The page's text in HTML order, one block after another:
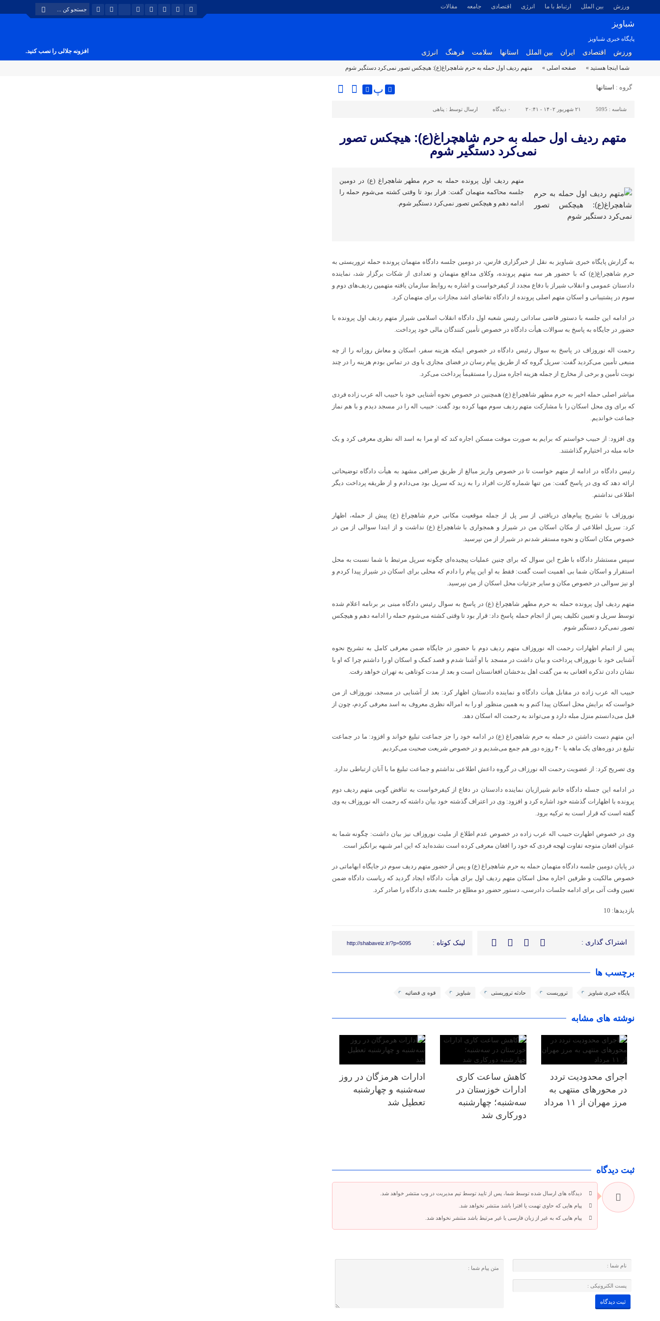
ورزش بین الملل ارتباط با ما انرژی اقتصادی جامعه مقالات
شباویز
پایگاه خبری شباویز
ورزش اقتصادی ایران بین الملل استانها سلامت فرهنگ انرژی افزونه جلالی را نصب کنید.
شما اینجا هستید » صفحه اصلی » متهم ردیف اول حمله به حرم شاهچراغ(ع): هیچکس تصور نمی‌کرد دستگیر شوم
گروه : استانها پ
شناسه : 5095 ۲۱ شهریور ۱۴۰۲ - ۲۰:۴۱ ۰ دیدگاه ارسال توسط : پناهی
متهم ردیف اول حمله به حرم شاهچراغ(ع): هیچکس تصور
نمی‌کرد دستگیر شوم
متهم ردیف اول پرونده حمله به حرم مطهر شاهچراغ (ع) در دومین
جلسه محاکمه متهمان گفت: قرار بود تا وقتی کشته می‌شوم حمله را
ادامه دهم و هیچکس تصور نمی‌کرد دستگیر شوم.
به گزارش پایگاه خبری شباویز به نقل از خبرگزاری فارس، در دومین جلسه دادگاه متهمان پرونده حمله تروریستی به
حرم شاهچراغ(ع) که با حضور هر سه متهم پرونده، وکلای مدافع متهمان و تعدادی از شکات برگزار شد، نماینده
دادستان عمومی و انقلاب شیراز با دفاع مجدد از کیفرخواست و اشاره به روابط سازمان یافته متهمین ردیف‌های دوم و
سوم در پشتیبانی و اسکان متهم اصلی پرونده از دادگاه تقاضای اشد مجازات برای متهمان کرد.
در ادامه این جلسه با دستور قاضی ساداتی رئیس شعبه اول دادگاه انقلاب اسلامی شیراز متهم ردیف اول پرونده با
حضور در جایگاه به پاسخ به سوالات هیأت دادگاه در خصوص تأمین کنندگان مالی خود پرداخت.
رحمت اله نوروزاف در پاسخ به سوال رئیس دادگاه در خصوص اینکه هزینه سفر، اسکان و معاش روزانه را از چه
منبعی تأمین می‌کردید گفت: سرپل گروه که از طریق پیام رسان در فضای مجازی با وی در تماس بودم هزینه را در چند
نوبت تأمین و برخی از مخارج از جمله هزینه اجاره منزل را مستقیماً پرداخت می‌کرد.
مباشر اصلی حمله اخیر به حرم مطهر شاهچراغ (ع) همچنین در خصوص نحوه آشنایی خود با حبیب اله عرب زاده فردی
که برای وی محل اسکان را با مشارکت متهم ردیف سوم مهیا کرده بود گفت: حبیب اله را در مسجد دیدم و با هم نماز
جماعت خواندیم.
وی افزود: از حبیب خواستم که برایم به صورت موقت مسکن اجاره کند که او مرا به اسد اله نظری معرفی کرد و یک
خانه مبله در اختیارم گذاشتند.
رئیس دادگاه در ادامه از متهم خواست تا در خصوص واریز مبالغ از طریق صرافی مشهد به هیأت دادگاه توضیحاتی
ارائه دهد که وی در پاسخ گفت: من تنها شماره کارت افراد را به زید که سرپل بود می‌دادم و از طریقه پرداخت دیگر
اطلاعی نداشتم.
نوروزاف با تشریح پیام‌های دریافتی از سر پل از جمله موقعیت مکانی حرم شاهچراغ (ع) پیش از حمله، اظهار
کرد: سرپل اطلاعی از مکان اسکان من در شیراز و همجواری با شاهچراغ (ع) نداشت و از ابتدا سوالی از من در
خصوص مکان اسکان و نحوه مستقر شدنم در شیراز از من نپرسید.
سپس مستشار دادگاه با طرح این سوال که برای چنین عملیات پیچیده‌ای چگونه سرپل مرتبط با شما نسبت به محل
استقرار و اسکان شما بی اهمیت است گفت: فقط به او این پیام را دادم که محلی برای اسکان در شیراز پیدا کردم و
او نیز سوالی در خصوص مکان و سایر جزئیات محل اسکان از من نپرسید.
متهم ردیف اول پرونده حمله به حرم مطهر شاهچراغ (ع) در پاسخ به سوال رئیس دادگاه مبنی بر برنامه اعلام شده
توسط سرپل و تعیین تکلیف پس از انجام حمله پاسخ داد: قرار بود تا وقتی کشته می‌شوم حمله را ادامه دهم و هیچکس
تصور نمی‌کرد دستگیر شوم.
پس از اتمام اظهارات رحمت اله نوروزاف متهم ردیف دوم با حضور در جایگاه ضمن معرفی کامل به تشریح نحوه
آشنایی خود با نوروزاف پرداخت و بیان داشت در مسجد با او آشنا شدم و قصد کمک و اسکان او را داشتم چرا که او با
نشان دادن تذکره افغانی به من گفت اهل بدخشان افغانستان است و بعد از مدت کوتاهی به تهران خواهد رفت.
حبیب اله عرب زاده در مقابل هیأت دادگاه و نماینده دادستان اظهار کرد: بعد از آشنایی در مسجد، نوروزاف از من
خواست که برایش محل اسکان پیدا کنم و به همین منظور او را به امراله نظری معروف به اسد معرفی کردم، چون از
قبل می‌دانستم منزل مبله دارد و می‌تواند به رحمت اله اسکان دهد.
این متهمِ دست داشتن در حمله به حرم شاهچراغ (ع) در ادامه خود را جز جماعت تبلیغ خواند و افزود: ما در جماعت
تبلیغ در دوره‌های یک ماهه یا ۴۰ روزه دور هم جمع می‌شدیم و در خصوص شریعت صحبت می‌کردیم.
وی تصریح کرد: از عضویت رحمت اله نورزاف در گروه داعش اطلاعی نداشتم و جماعت تبلیغ ما با آنان ارتباطی ندارد.
در ادامه این جسله دادگاه خانم شیرازیان نماینده دادستان در دفاع از کیفرخواست به تناقض گویی متهم ردیف دوم
پرونده با اظهارات گذشته خود اشاره کرد و افزود: وی در اعتراف گذشته خود بیان داشته که رحمت اله نوروزاف به وی
گفته است که قرار است به ترکیه برود.
وی در خصوص اظهارت حبیب اله عرب زاده در خصوص عدم اطلاع از ملیت نوروزاف نیز بیان داشت: چگونه شما به
عنوان افغان متوجه تفاوت لهجه فردی که خود را افغان معرفی کرده است نشده‌اید که این امر شبهه برانگیز است.
در پایان دومین جلسه دادگاه متهمان حمله به حرم شاهچراغ (ع) و پس از حضور متهم ردیف سوم در جایگاه ابهاماتی در
خصوص مالکیت و طرفین اجاره محل اسکان متهم ردیف اول برای هیأت دادگاه ایجاد گردید که ریاست دادگاه ضمن
تعیین وقت آتی برای ادامه جلسات دادرسی، دستور حضور دو مطلع در جلسه بعدی دادگاه را صادر کرد.
بازدیدها: 10
اشتراک گذاری : لینک کوتاه : http://shabaveiz.ir/?p=5095
برچسب ها
پایگاه خبری شباویز تروریست حادثه تروریستی شباویز قوه ی قضائیه
نوشته های مشابه
اجرای محدودیت تردد
در محورهای منتهی به
مرز مهران از ۱۱ مرداد
کاهش ساعت کاری
ادارات خوزستان در
سه‌شنبه؛ چهارشنبه
دورکاری شد
ادارات هرمزگان در روز
سه‌شنبه و چهارشنبه
تعطیل شد
ثبت دیدگاه
دیدگاه های ارسال شده توسط شما، پس از تایید توسط تیم مدیریت در وب منتشر خواهد شد.
پیام هایی که حاوی تهمت یا افترا باشد منتشر نخواهد شد.
پیام هایی که به غیر از زبان فارسی یا غیر مرتبط باشد منتشر نخواهد شد.